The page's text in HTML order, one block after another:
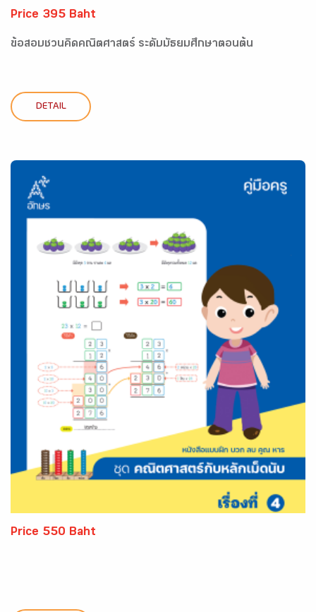
Price 395 Baht
ข้อสอบชวนคิดคณิตศาสตร์ ระดับมัธยมศึกษาตอนต้น
DETAIL
Price 550 Baht